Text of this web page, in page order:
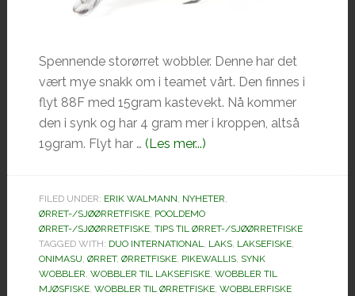
Spennende storørret wobbler. Denne har det
vært mye snakk om i teamet vårt. Den finnes i
flyt 88F med 15gram kastevekt. Nå kommer
den i synk og har 4 gram mer i kroppen, altså
19gram. Flyt har … (Les mer...)omOnimasu
FILED UNDER: ERIK WALMANN, NYHETER,
ØRRET-/SJØØRRETFISKE, POOLDEMO
ØRRET-/SJØØRRETFISKE, TIPS TIL ØRRET-/SJØØRRETFISKE
TAGGED WITH: DUO INTERNATIONAL, LAKS, LAKSEFISKE,
ONIMASU, ØRRET, ØRRETFISKE, PIKEWALLIS, SYNK
WOBBLER, WOBBLER TIL LAKSEFISKE, WOBBLER TIL
MJØSFISKE, WOBBLER TIL ØRRETFISKE, WOBBLERFISKE